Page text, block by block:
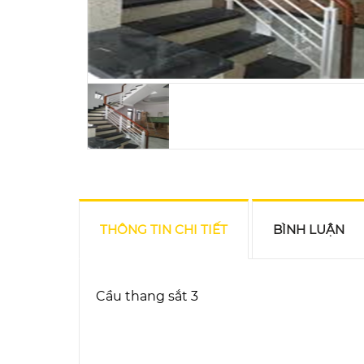
THÔNG TIN CHI TIẾT BÌNH LUẬN
Cầu thang sắt 3